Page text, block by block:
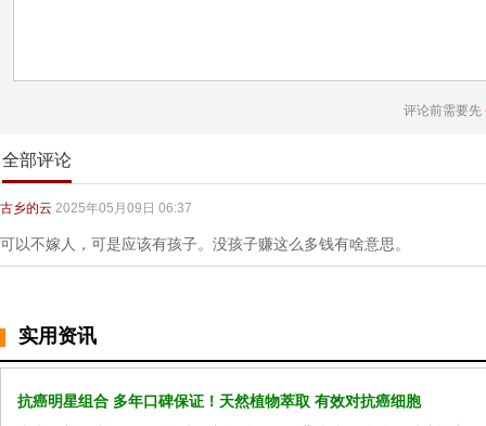
评论前需要先
全部评论
古乡的云 2025年05月09日 06:37
可以不嫁人，可是应该有孩子。没孩子赚这么多钱有啥意思。
实用资讯
抗癌明星组合 多年口碑保证！天然植物萃取 有效对抗癌细胞